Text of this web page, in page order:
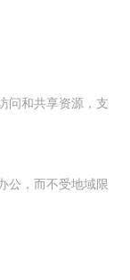
问和共享资源，支
公，而不受地域限